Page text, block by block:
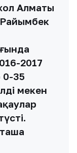
Алматы
2017
0-35
мекен